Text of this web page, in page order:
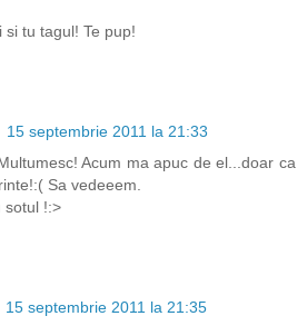
tu tagul! Te pup!
15 septembrie 2011 la 21:33
Acum ma apuc de el...doar ca
Sa vedeeem.
sotul !:>
15 septembrie 2011 la 21:35